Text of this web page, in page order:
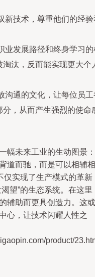
新技术，尊重他们的经验
业发展路径和终身学习的
汰，反而能实现更大个
沟通的文化，让每位员工
，从而产生强烈的使命
幅未来工业的生动图景：
道而驰，而是可以相辅相
仅实现了生产模式的革新
望”的生态系统。在这里
辅助而更具创造力。这或
心，让技术闪耀人性之
product/